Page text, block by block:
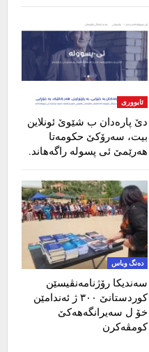
ئابووری
دێ پارەدان ب شێوێ ئونلاین
بیت، سەرۆکێ حکومەتا
هەرێمێ ئی پسولە راگەهاند.
دەنگ وباس
سەندیکا رۆژنامەنڤیسێن
کوردستانێ ٣٠٠ ژ ئەندامێن
خۆ ل سەیرانگەهەکێ
کومڤەکرن